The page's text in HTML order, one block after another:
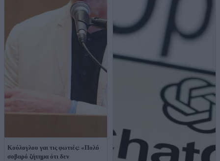
Κούλογλου γαι τις φωτιές: «Πολύ
σοβαρό ζήτημα ότι δεν